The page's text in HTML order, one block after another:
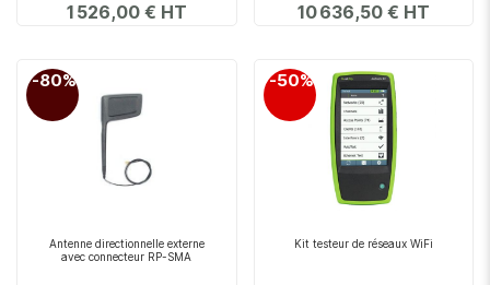
1 526,00 € 10 636,50 €
Antenne directionnelle externe
avec connecteur RP-SMA
-80%
Kit testeur de réseaux WiFi
-50%